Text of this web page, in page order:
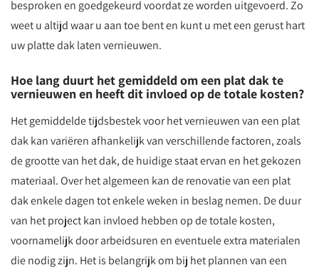
besproken en goedgekeurd voordat ze worden uitgevoerd. Zo
weet u altijd waar u aan toe bent en kunt u met een gerust hart
uw platte dak laten vernieuwen.
Hoe lang duurt het gemiddeld om een plat dak te
vernieuwen en heeft dit invloed op de totale kosten?
Het gemiddelde tijdsbestek voor het vernieuwen van een plat
dak kan variëren afhankelijk van verschillende factoren, zoals
de grootte van het dak, de huidige staat ervan en het gekozen
materiaal. Over het algemeen kan de renovatie van een plat
dak enkele dagen tot enkele weken in beslag nemen. De duur
van het project kan invloed hebben op de totale kosten,
voornamelijk door arbeidsuren en eventuele extra materialen
die nodig zijn. Het is belangrijk om bij het plannen van een